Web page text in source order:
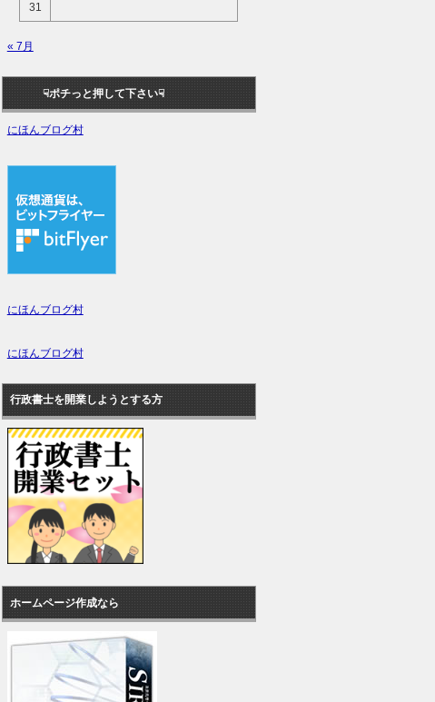
31
« 7月
☟ポチっと押して下さい☟
にほんブログ村
にほんブログ村
にほんブログ村
行政書士を開業しようとする方
ホームページ作成なら